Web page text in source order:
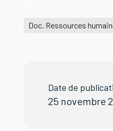
Doc. Ressources
Date de
25 novembre